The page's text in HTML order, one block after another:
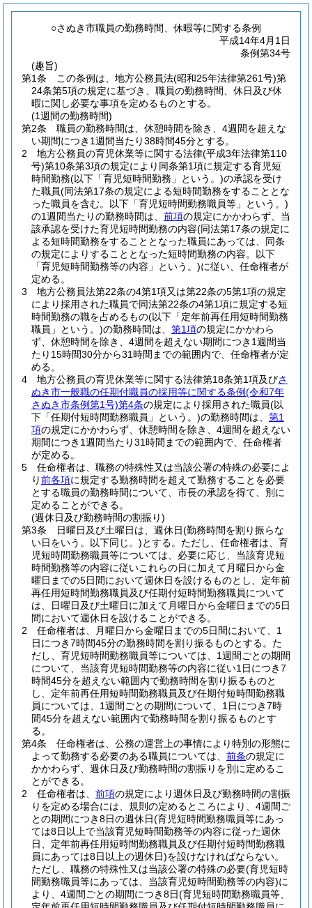
○さぬき市職員の勤務時間、休暇等に関する条例
平成14年4月1日
条例第34号
(趣旨)
第1条
この条例は、地方公務員法(昭和25年法律第261号)第
24条第5項の規定に基づき、職員の勤務時間、休日及び休
暇に関し必要な事項を定めるものとする。
(1週間の勤務時間)
第2条
職員の勤務時間は、休憩時間を除き、4週間を超えな
い期間につき1週間当たり38時間45分とする。
2
地方公務員の育児休業等に関する法律(平成3年法律第110
号)第10条第3項の規定により同条第1項に規定する育児短
時間勤務(以下「育児短時間勤務」という。)の承認を受け
た職員(同法第17条の規定による短時間勤務をすることとな
った職員を含む。以下「育児短時間勤務職員等」という。)
の1週間当たりの勤務時間は、 前項の規定にかかわらず、当
該承認を受けた育児短時間勤務の内容(同法第17条の規定に
よる短時間勤務をすることとなった職員にあっては、同条
の規定によりすることとなった短時間勤務の内容。以下
「育児短時間勤務等の内容」という。)に従い、任命権者が
定める。
3
地方公務員法第22条の4第1項又は第22条の5第1項の規定
により採用された職員で同法第22条の4第1項に規定する短
時間勤務の職を占めるもの(以下「定年前再任用短時間勤務
職員」という。)の勤務時間は、 第1項の規定にかかわら
ず、休憩時間を除き、4週間を超えない期間につき1週間当
たり15時間30分から31時間までの範囲内で、任命権者が定
める。
4
地方公務員の育児休業等に関する法律第18条第1項及びさ
ぬき市一般職の任期付職員の採用等に関する条例(令和7年
さぬき市条例第1号)第4条の規定により採用された職員(以
下「任期付短時間勤務職員」という。)の勤務時間は、 第1
項の規定にかかわらず、休憩時間を除き、4週間を超えない
期間につき1週間当たり31時間までの範囲内で、任命権者
が定める。
5
任命権者は、職務の特殊性又は当該公署の特殊の必要によ
り前各項に規定する勤務時間を超えて勤務することを必要
とする職員の勤務時間について、市長の承認を得て、別に
定めることができる。
(週休日及び勤務時間の割振り)
第3条
日曜日及び土曜日は、週休日(勤務時間を割り振らな
い日をいう。以下同じ。)とする。 ただし、任命権者は、育
児短時間勤務職員等については、必要に応じ、当該育児短
時間勤務等の内容に従いこれらの日に加えて月曜日から金
曜日までの5日間において週休日を設けるものとし、定年前
再任用短時間勤務職員及び任期付短時間勤務職員について
は、日曜日及び土曜日に加えて月曜日から金曜日までの5日
間において週休日を設けることができる。
2
任命権者は、月曜日から金曜日までの5日間において、1
日につき7時間45分の勤務時間を割り振るものとする。 た
だし、育児短時間勤務職員等については、1週間ごとの期間
について、当該育児短時間勤務等の内容に従い1日につき7
時間45分を超えない範囲内で勤務時間を割り振るものと
し、定年前再任用短時間勤務職員及び任期付短時間勤務職
員については、1週間ごとの期間について、1日につき7時
間45分を超えない範囲内で勤務時間を割り振るものとす
る。
第4条
任命権者は、公務の運営上の事情により特別の形態に
よって勤務する必要のある職員については、 前条の規定に
かかわらず、週休日及び勤務時間の割振りを別に定めるこ
とができる。
2
任命権者は、 前項の規定により週休日及び勤務時間の割振
りを定める場合には、規則の定めるところにより、4週間ご
との期間につき8日の週休日(育児短時間勤務職員等にあっ
ては8日以上で当該育児短時間勤務等の内容に従った週休
日、定年前再任用短時間勤務職員及び任期付短時間勤務職
員にあっては8日以上の週休日)を設けなければならない。
ただし、職務の特殊性又は当該公署の特殊の必要(育児短時
間勤務職員等にあっては、当該育児短時間勤務等の内容)に
より、4週間ごとの期間につき8日(育児短時間勤務職員等、